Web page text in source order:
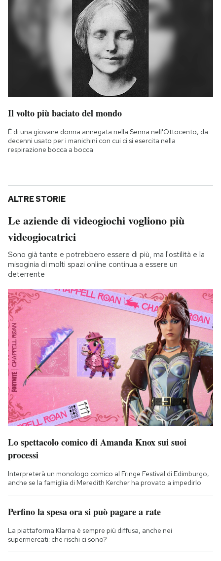
Il volto più baciato del mondo
È di una giovane donna annegata nella Senna nell'Ottocento, da
decenni usato per i manichini con cui ci si esercita nella
respirazione bocca a bocca
ALTRE STORIE
Le aziende di videogiochi vogliono più
videogiocatrici
Sono già tante e potrebbero essere di più, ma l'ostilità e la
misoginia di molti spazi online continua a essere un
deterrente
Lo spettacolo comico di Amanda Knox sui suoi
processi
Interpreterà un monologo comico al Fringe Festival di Edimburgo,
anche se la famiglia di Meredith Kercher ha provato a impedirlo
Perfino la spesa ora si può pagare a rate
La piattaforma Klarna è sempre più diffusa, anche nei
supermercati: che rischi ci sono?